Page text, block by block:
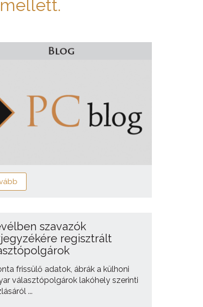
szavazók
regisztrált
frissülő adatok, ábrák a külhoni
választópolgárok lakóhely szerinti
...